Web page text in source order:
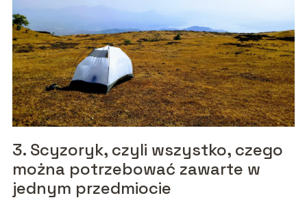
3. Scyzoryk, czyli wszystko, czego
można potrzebować zawarte w
jednym przedmiocie